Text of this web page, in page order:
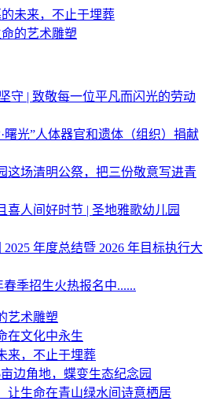
未来，不止于埋葬
的艺术雕塑
守 | 致敬每一位平凡而闪光的劳动
曙光”人体器官和遗体（组织）捐献
这场清明公祭，把三份敬意写进青
喜人间好时节 | 圣地雅歌幼儿园
2025 年度总结暨 2026 年目标执行大
春季招生火热报名中......
艺术雕塑
在文化中永生
来，不止于埋葬
边角地，蝶变生态纪念园
让生命在青山绿水间诗意栖居